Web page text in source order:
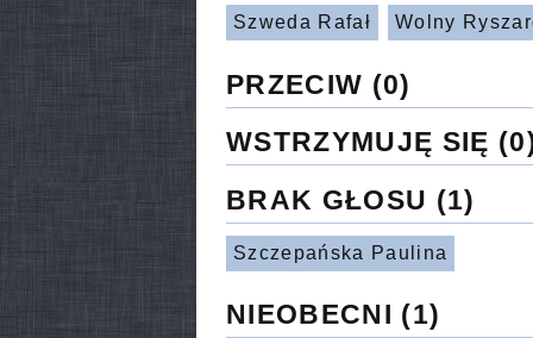
Szweda Rafał Wolny
PRZECIW (0)
WSTRZYMUJĘ SIĘ
BRAK GŁOSU (1)
Szczepańska Paulina
NIEOBECNI (1)